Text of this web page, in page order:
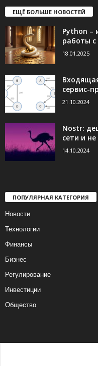
ЕЩЁ БОЛЬШЕ НОВОСТЕЙ
Python –
работы
18.01.2025
сервис-
21.10.2024
Nostr:
сети и
14.10.2024
ПОПУЛЯРНАЯ КАТЕГОРИЯ
Новости
Технологии
Финансы
Бизнес
Регулирование
Инвестиции
Общество